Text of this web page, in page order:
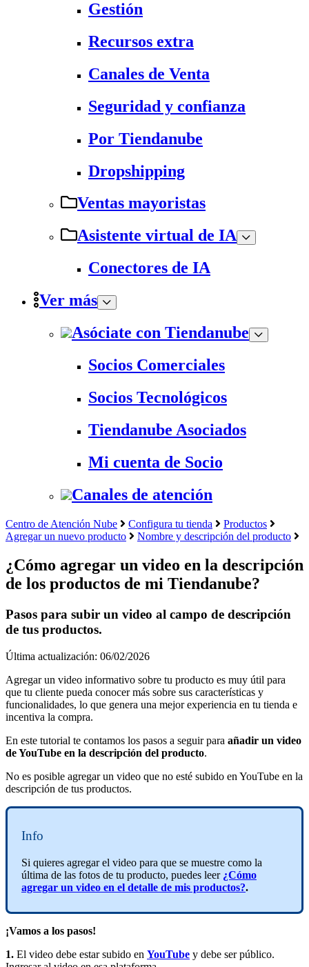
Gestión
Recursos extra
Canales de Venta
Seguridad y confianza
Por Tiendanube
Dropshipping
Ventas mayoristas
Asistente virtual de IA
Conectores de IA
Ver más
Asóciate con Tiendanube
Socios Comerciales
Socios Tecnológicos
Tiendanube Asociados
Mi cuenta de Socio
Canales de atención
Centro de Atención Nube Configura tu tienda
Productos
Agregar un nuevo producto
Nombre y descripción del producto
¿Cómo agregar un video en la descripción
de los productos de mi Tiendanube?
Pasos para subir un video al campo de descripción
de tus productos.
Última actualización: 06/02/2026
Agregar un video informativo sobre tu producto es muy útil para
que tu cliente pueda conocer más sobre sus características y
funcionalidades, lo que genera una mejor experiencia en tu tienda e
incentiva la compra.
En este tutorial te contamos los pasos a seguir para añadir un video
de YouTube en la descripción del producto.
No es posible agregar un video que no esté subido en YouTube en la
descripción de tus productos.
Info
Si quieres agregar el video para que se muestre como la
última de las fotos de tu producto, puedes leer ¿Cómo
agregar un video en el detalle de mis productos?.
¡Vamos a los pasos!
1. El video debe estar subido en YouTube y debe ser público.